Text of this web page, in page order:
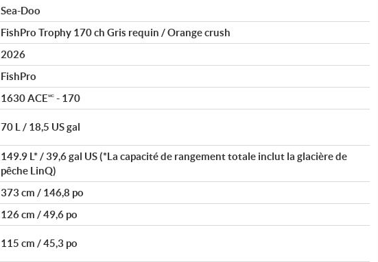
Sea-Doo
FishPro Trophy 170 ch Gris requin / Orange crush
2026
FishPro
1630 ACE🅪 - 170
70 L / 18,5 US gal
149.9 L* / 39,6 gal US (*La capacité de rangement totale inclut la glacière de
pêche LinQ)
373 cm / 146,8 po
126 cm / 49,6 po
115 cm / 45,3 po